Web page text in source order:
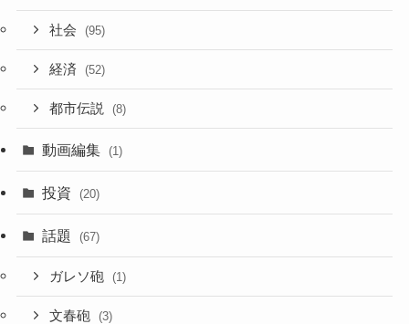
社会 (95)
経済 (52)
都市伝説 (8)
動画編集 (1)
投資 (20)
話題 (67)
ガレソ砲 (1)
文春砲 (3)